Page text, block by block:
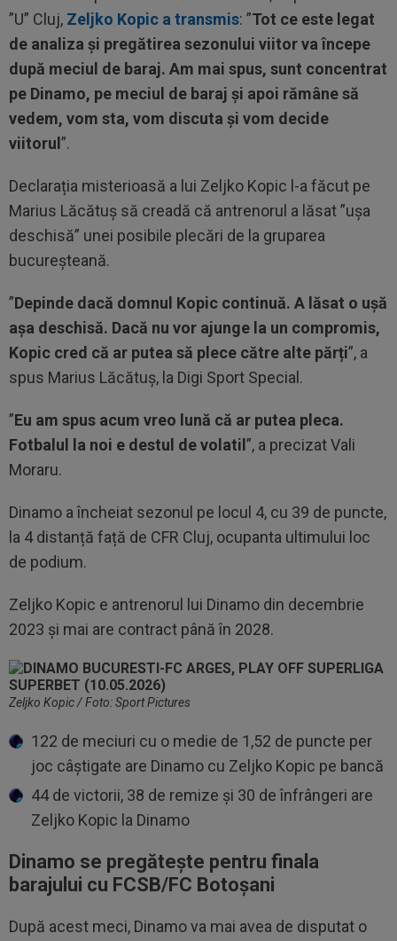
”U” Cluj, Zeljko Kopic a transmis: ”Tot ce este legat
de analiza și pregătirea sezonului viitor va începe
după meciul de baraj. Am mai spus, sunt concentrat
pe Dinamo, pe meciul de baraj și apoi rămâne să
vedem, vom sta, vom discuta și vom decide
viitorul ”.
Declarația misterioasă a lui Zeljko Kopic l-a făcut pe
Marius Lăcătuș să creadă că antrenorul a lăsat ”ușa
deschisă” unei posibile plecări de la gruparea
bucureșteană.
”Depinde dacă domnul Kopic continuă. A lăsat o ușă
așa deschisă. Dacă nu vor ajunge la un compromis,
Kopic cred că ar putea să plece către alte părți”, a
spus Marius Lăcătuș, la Digi Sport Special.
”Eu am spus acum vreo lună că ar putea pleca.
Fotbalul la noi e destul de volatil ”, a precizat Vali
Moraru.
Dinamo a încheiat sezonul pe locul 4, cu 39 de puncte,
la 4 distanță față de CFR Cluj, ocupanta ultimului loc
de podium.
Zeljko Kopic e antrenorul lui Dinamo din decembrie
2023 și mai are contract până în 2028.
Zeljko Kopic / Foto: Sport Pictures
122 de meciuri cu o medie de 1,52 de puncte per
joc câștigate are Dinamo cu Zeljko Kopic pe bancă
44 de victorii, 38 de remize și 30 de înfrângeri are
Zeljko Kopic la Dinamo
Dinamo se pregătește pentru finala
barajului cu FCSB/FC Botoșani
După acest meci, Dinamo va mai avea de disputat o